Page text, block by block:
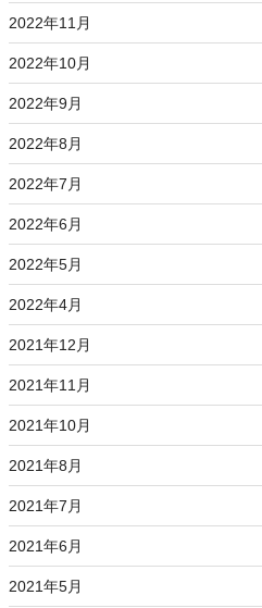
2022年11月
2022年10月
2022年9月
2022年8月
2022年7月
2022年6月
2022年5月
2022年4月
2021年12月
2021年11月
2021年10月
2021年8月
2021年7月
2021年6月
2021年5月